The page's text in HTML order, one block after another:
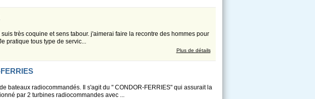
très coquine et sens tabour. j'aimerai faire la recontre des hommes pour
pratique tous type de servic...
Plus de détails
bateaux radiocommandés. Il s'agit du " CONDOR-FERRIES" qui assurait la
par 2 turbines radiocommandes avec ...